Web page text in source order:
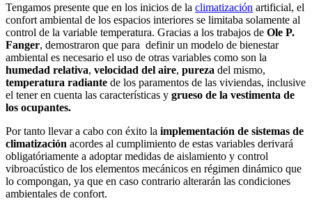
Tengamos presente que en los inicios de la climatización artificial, el
confort ambiental de los espacios interiores se limitaba solamente al
control de la variable temperatura. Gracias a los trabajos de Ole P.
Fanger, demostraron que para definir un modelo de bienestar
ambiental es necesario el uso de otras variables como son la
humedad relativa, velocidad del aire, pureza del mismo,
temperatura radiante de los paramentos de las viviendas, inclusive
el tener en cuenta las características y grueso de la vestimenta de
los ocupantes.
Por tanto llevar a cabo con éxito la implementación de sistemas de
climatización acordes al cumplimiento de estas variables derivará
obligatóriamente a adoptar medidas de aislamiento y control
vibroacústico de los elementos mecánicos en régimen dinámico que
lo compongan, ya que en caso contrario alterarán las condiciones
ambientales de confort.